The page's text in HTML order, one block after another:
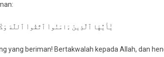
يَٰٓأَيُّهَا ٱلَّذِينَ ءَامَنُواْ ٱتَّقُواْ ٱللَّهَ
yang beriman! Bertakwalah kepada Allah, dan